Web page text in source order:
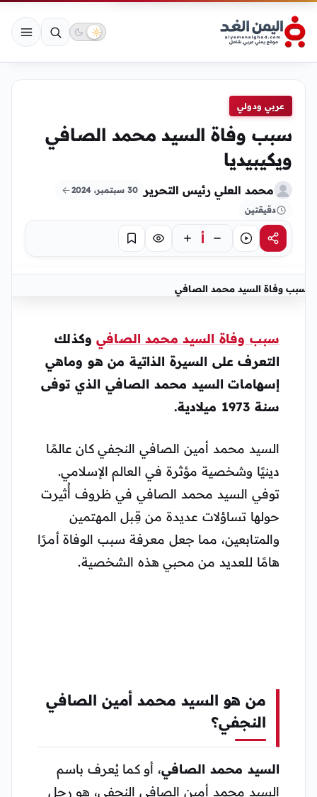
عربي ودولي
سبب وفاة السيد محمد الصافي
ويكيبيديا
محمد العلي رئيس التحرير
30 سبتمبر، 2024
دقيقتين
مشاركةاستماع أ تركيز حفظ
سبب وفاة السيد محمد الصافي
سبب وفاة السيد محمد الصافيوكذلك
التعرف على السيرة الذاتية من هو وماهي
إسهامات السيد محمد الصافي الذي توفى
سنة 1973 ميلادية.
السيد محمد أمين الصافي النجفي كان عالمًا
دينيًا وشخصية مؤثرة في العالم الإسلامي.
توفي السيد محمد الصافي في ظروف أُثيرت
حولها تساؤلات عديدة من قِبل المهتمين
والمتابعين، مما جعل معرفة سبب الوفاة أمرًا
هامًا للعديد من محبي هذه الشخصية.
من هو السيد محمد أمين الصافي
النجفي؟
السيد محمد الصافي، أو كما يُعرف باسم
السيد محمد أمين الصافي النجفي، هو رجل